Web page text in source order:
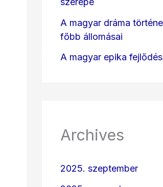
A magyar dráma
főbb állomásai
A magyar epika
Archives
2025. szeptember